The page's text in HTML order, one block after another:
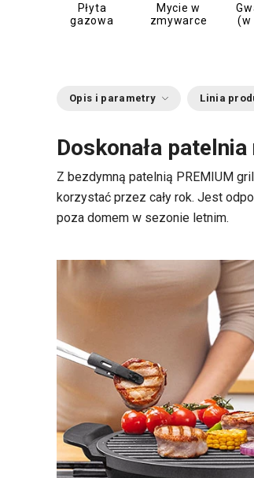
Płyta
gazowa
Mycie w
zmywarce
(w
Opis i parametry Linia
Doskonała
Z bezdymną patelnią PREMIUM
korzystać przez cały rok. Jest
poza domem w sezonie letnim.